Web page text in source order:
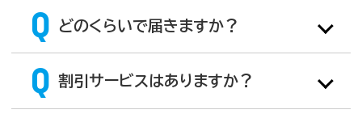
どのくらいで届きますか？
割引サービスはありますか？